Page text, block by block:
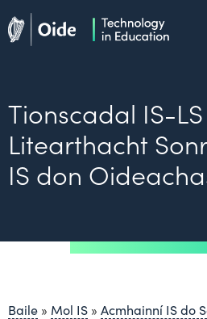
Skip to main content
Tionscadal IS-
Litearthacht
IS don
Baile » Mol IS » Acmhainní IS do